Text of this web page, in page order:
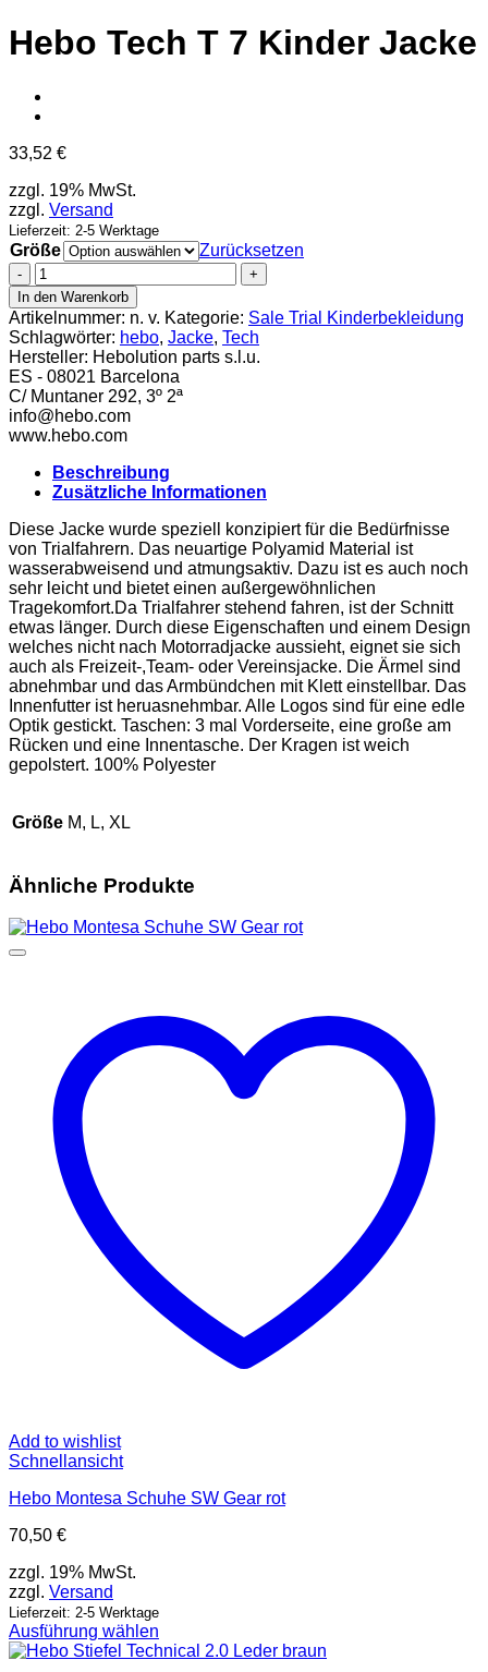
Hebo Tech T 7 Kinder Jacke
33,52 €
zzgl. 19% MwSt.
zzgl. Versand
Lieferzeit: 2-5 Werktage
Größe
Zurücksetzen
Hebo
Tech
T
7
Kinder
Jacke
Menge
In den Warenkorb
Artikelnummer: n. v. Kategorie: Sale Trial Kinderbekleidung
Schlagwörter: hebo, Jacke, Tech
Hersteller: Hebolution parts s.l.u.
ES - 08021 Barcelona
C/ Muntaner 292, 3º 2ª
info@hebo.com
www.hebo.com
Beschreibung
Zusätzliche Informationen
Diese Jacke wurde speziell konzipiert für die Bedürfnisse
von Trialfahrern. Das neuartige Polyamid Material ist
wasserabweisend und atmungsaktiv. Dazu ist es auch noch
sehr leicht und bietet einen außergewöhnlichen
Tragekomfort.Da Trialfahrer stehend fahren, ist der Schnitt
etwas länger. Durch diese Eigenschaften und einem Design
welches nicht nach Motorradjacke aussieht, eignet sie sich
auch als Freizeit-,Team- oder Vereinsjacke. Die Ärmel sind
abnehmbar und das Armbündchen mit Klett einstellbar. Das
Innenfutter ist heruasnehmbar. Alle Logos sind für eine edle
Optik gestickt. Taschen: 3 mal Vorderseite, eine große am
Rücken und eine Innentasche. Der Kragen ist weich
gepolstert. 100% Polyester
Größe M, L, XL
Ähnliche Produkte
Add to wishlist
Schnellansicht
Hebo Montesa Schuhe SW Gear rot
70,50 €
zzgl. 19% MwSt.
zzgl. Versand
Lieferzeit: 2-5 Werktage
Ausführung wählen
Dieses